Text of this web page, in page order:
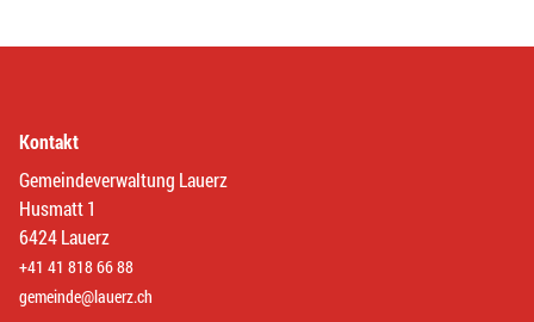
Kontakt
Gemeindeverwaltung Lauerz
Husmatt 1
6424 Lauerz
+41 41 818 66 88
gemeinde@lauerz.ch